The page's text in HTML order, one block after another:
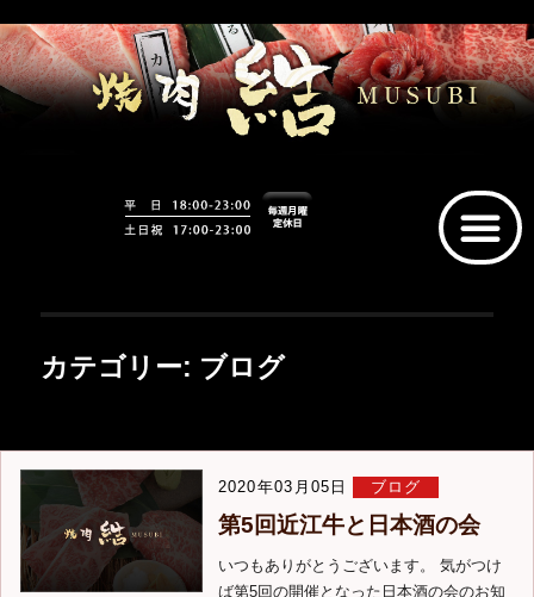
カテゴリー: ブログ
2020年03月05日 ブログ
第5回近江牛と日本酒の会
いつもありがとうございます。 気がつけ
ば第5回の開催となった日本酒の会のお知